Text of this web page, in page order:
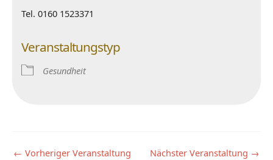
Tel. 0160 1523371
Veranstaltungstyp
Gesundheit
← Vorheriger Veranstaltung Nächster Veranstaltung →